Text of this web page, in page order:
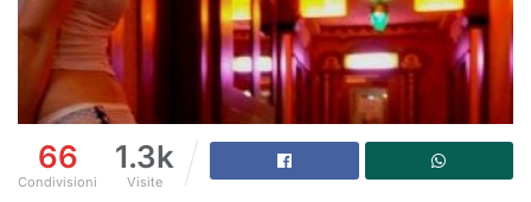
66
Condivisioni
1.3k
Visite